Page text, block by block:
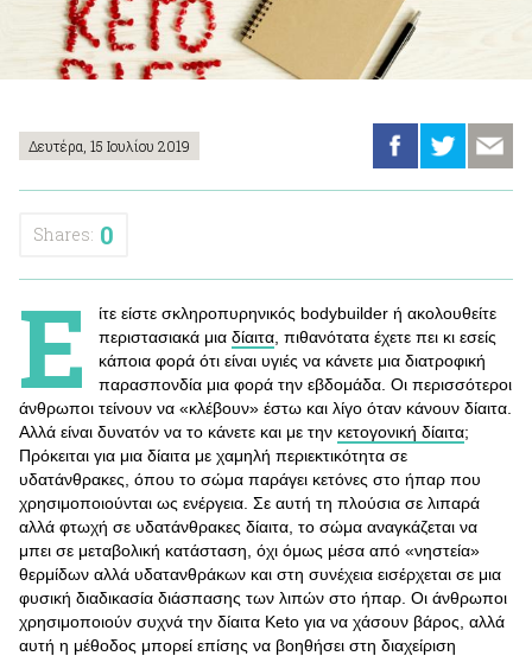
Δευτέρα, 15 Ιουλίου 2019
Shares: 0
Ε
ίτε είστε σκληροπυρηνικός bodybuilder ή ακολουθείτε
περιστασιακά μια δίαιτα , πιθανότατα έχετε πει κι εσείς
κάποια φορά ότι είναι υγιές να κάνετε μια διατροφική
παρασπονδία μια φορά την εβδομάδα. Οι περισσότεροι
άνθρωποι τείνουν να «κλέβουν» έστω και λίγο όταν κάνουν δίαιτα.
Αλλά είναι δυνατόν να το κάνετε και με την κετογονική δίαιτα;
Πρόκειται για μια δίαιτα με χαμηλή περιεκτικότητα σε
υδατάνθρακες, όπου το σώμα παράγει κετόνες στο ήπαρ που
χρησιμοποιούνται ως ενέργεια. Σε αυτή τη πλούσια σε λιπαρά
αλλά φτωχή σε υδατάνθρακες δίαιτα, το σώμα αναγκάζεται να
μπει σε μεταβολική κατάσταση, όχι όμως μέσα από «νηστεία»
θερμίδων αλλά υδατανθράκων και στη συνέχεια εισέρχεται σε μια
φυσική διαδικασία διάσπασης των λιπών στο ήπαρ. Οι άνθρωποι
χρησιμοποιούν συχνά την δίαιτα Keto για να χάσουν βάρος, αλλά
αυτή η μέθοδος μπορεί επίσης να βοηθήσει στη διαχείριση